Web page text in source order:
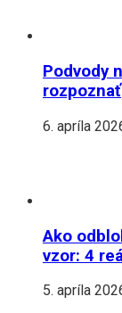
Podvody
rozpoznať
6. apríla
Ako
vzor: 4
5. apríla